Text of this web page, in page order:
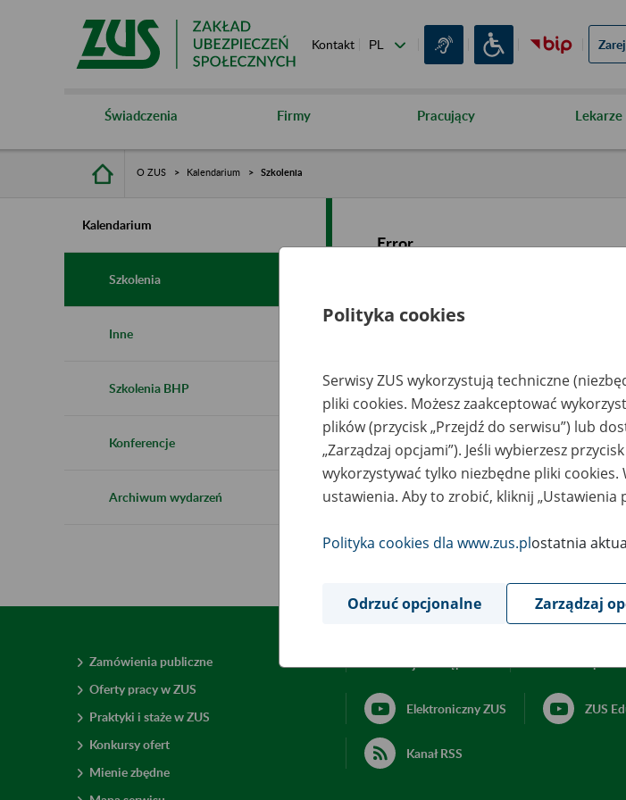
Kontakt
Świadczenia Firmy Pracujący Lekarze
O ZUS Kalendarium Szkolenia
Kalendarium
Szkolenia
Inne
Szkolenia BHP
Konferencje
Archiwum wydarzeń
Error
Zamówienia publiczne
Oferty pracy w ZUS
Praktyki i staże w ZUS
Konkursy ofert
Mienie zbędne
Elektroniczny ZUS ZUS
Kanał RSS
Polityka cookies
Serwisy ZUS wykorzystują techniczne
pliki cookies. Możesz zaakceptować
plików (przycisk „Przejdź do serwisu”) lub
„Zarządzaj opcjami”). Jeśli wybierzesz
wykorzystywać tylko niezbędne pliki cookies.
ustawienia. Aby to zrobić, kliknij „Ustawienia
Polityka cookies dla www.zus.plostatnia
Odrzuć opcjonalne Zarządzaj